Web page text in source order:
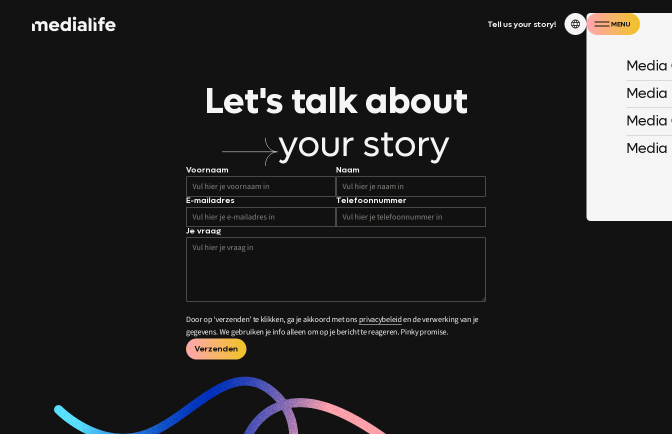
Tell us your story!
Media
Media
Media
Media
MENU
CLOSE
Let's talk about
your story
Voornaam Naam
E-mailadres Telefoonnummer
Je vraag
Door op ‘verzenden’ te klikken, ga je akkoord met onsprivacybeleiden de verwerking van je
gegevens. We gebruiken je info alleen om op je bericht te reageren. Pinky promise.